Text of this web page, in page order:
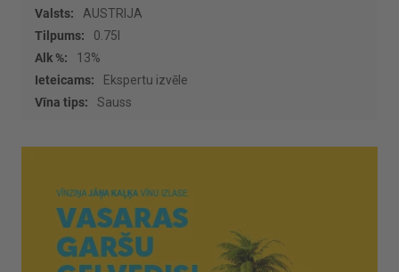
informācijasAUSTRIJA
0.75l
13%
Ekspertu izvēle
Sauss